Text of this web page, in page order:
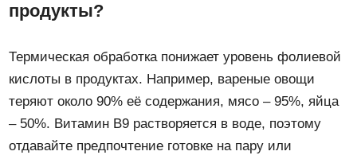
продукты?
Термическая обработка понижает уровень фолиевой
кислоты в продуктах. Например, вареные овощи
теряют около 90% её содержания, мясо – 95%, яйца
– 50%. Витамин B9 растворяется в воде, поэтому
отдавайте предпочтение готовке на пару или